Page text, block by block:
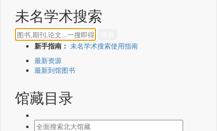
未名学术搜索
新手指南： 未名学术搜索使用指南
最新资源
最新到馆图书
馆藏目录